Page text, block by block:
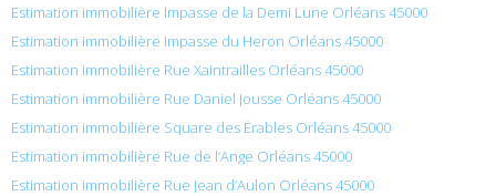
Estimation immobilière Impasse de la Demi Lune Orléans 45000
Estimation immobilière Impasse du Heron Orléans 45000
Estimation immobilière Rue Xaintrailles Orléans 45000
Estimation immobilière Rue Daniel Jousse Orléans 45000
Estimation immobilière Square des Érables Orléans 45000
Estimation immobilière Rue de l’Ange Orléans 45000
Estimation immobilière Rue Jean d’Aulon Orléans 45000